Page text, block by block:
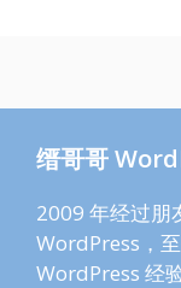
缙哥哥
2009 年经过朋
WordPress，
WordPress 经